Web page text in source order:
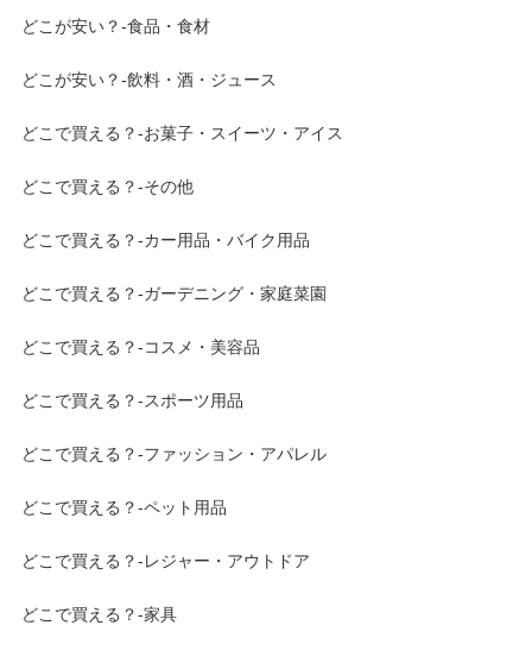
どこが安い？-食品・食材
どこが安い？-飲料・酒・ジュース
どこで買える？-お菓子・スイーツ・アイス
どこで買える？-その他
どこで買える？-カー用品・バイク用品
どこで買える？-ガーデニング・家庭菜園
どこで買える？-コスメ・美容品
どこで買える？-スポーツ用品
どこで買える？-ファッション・アパレル
どこで買える？-ペット用品
どこで買える？-レジャー・アウトドア
どこで買える？-家具